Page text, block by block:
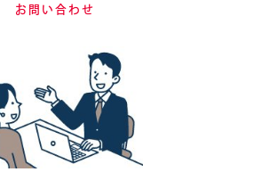
お問い合わせ